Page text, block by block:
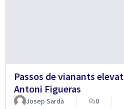
Passos de vianants
Antoni Figueras
Josep Sardà 0